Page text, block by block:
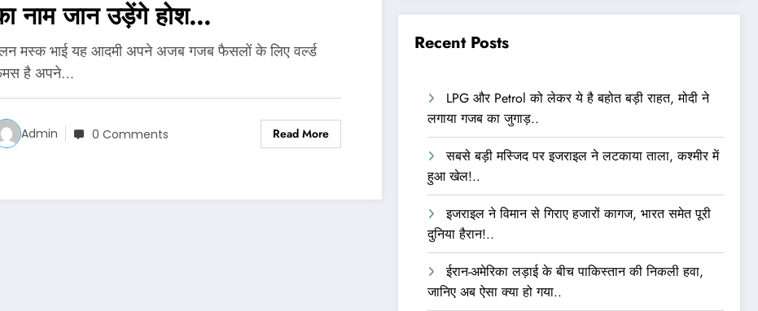
नाम जान उड़ेंगे होश…
मस्क भाई यह आदमी अपने अजब गजब फैसलों के लिए वर्ल्ड
है अपने…
Admin 0 Comments Read More
Recent Posts
LPG और Petrol को लेकर ये है बहोत बड़ी राहत, मोदी ने
लगाया गजब का जुगाड़..
सबसे बड़ी मस्जिद पर इजराइल ने लटकाया ताला, कश्मीर में
हुआ खेल!..
इजराइल ने विमान से गिराए हजारों कागज, भारत समेत पूरी
दुनिया हैरान!..
ईरान-अमेरिका लड़ाई के बीच पाकिस्तान की निकली हवा,
जानिए अब ऐसा क्या हो गया..